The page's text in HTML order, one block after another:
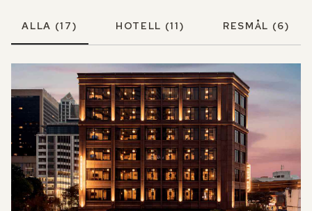
ALLA (17) HOTELL (11) RESMÅL (6)